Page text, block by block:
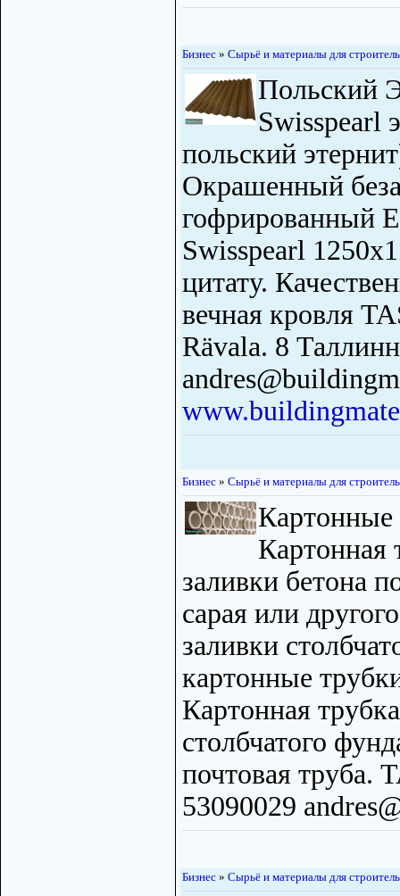
Бизнес » Сырьё и материалы для
Польский
Swisspearl
польский
Окрашенный
гофрированный
Swisspearl
цитату.
вечная кровля
Rävala. 8
Бизнес » Сырьё и материалы для
Картонные
Картонная
заливки бетона
сарая или
заливки
картонные
Картонная
столбчатого
почтовая труба.
53090029
Бизнес » Сырьё и материалы для